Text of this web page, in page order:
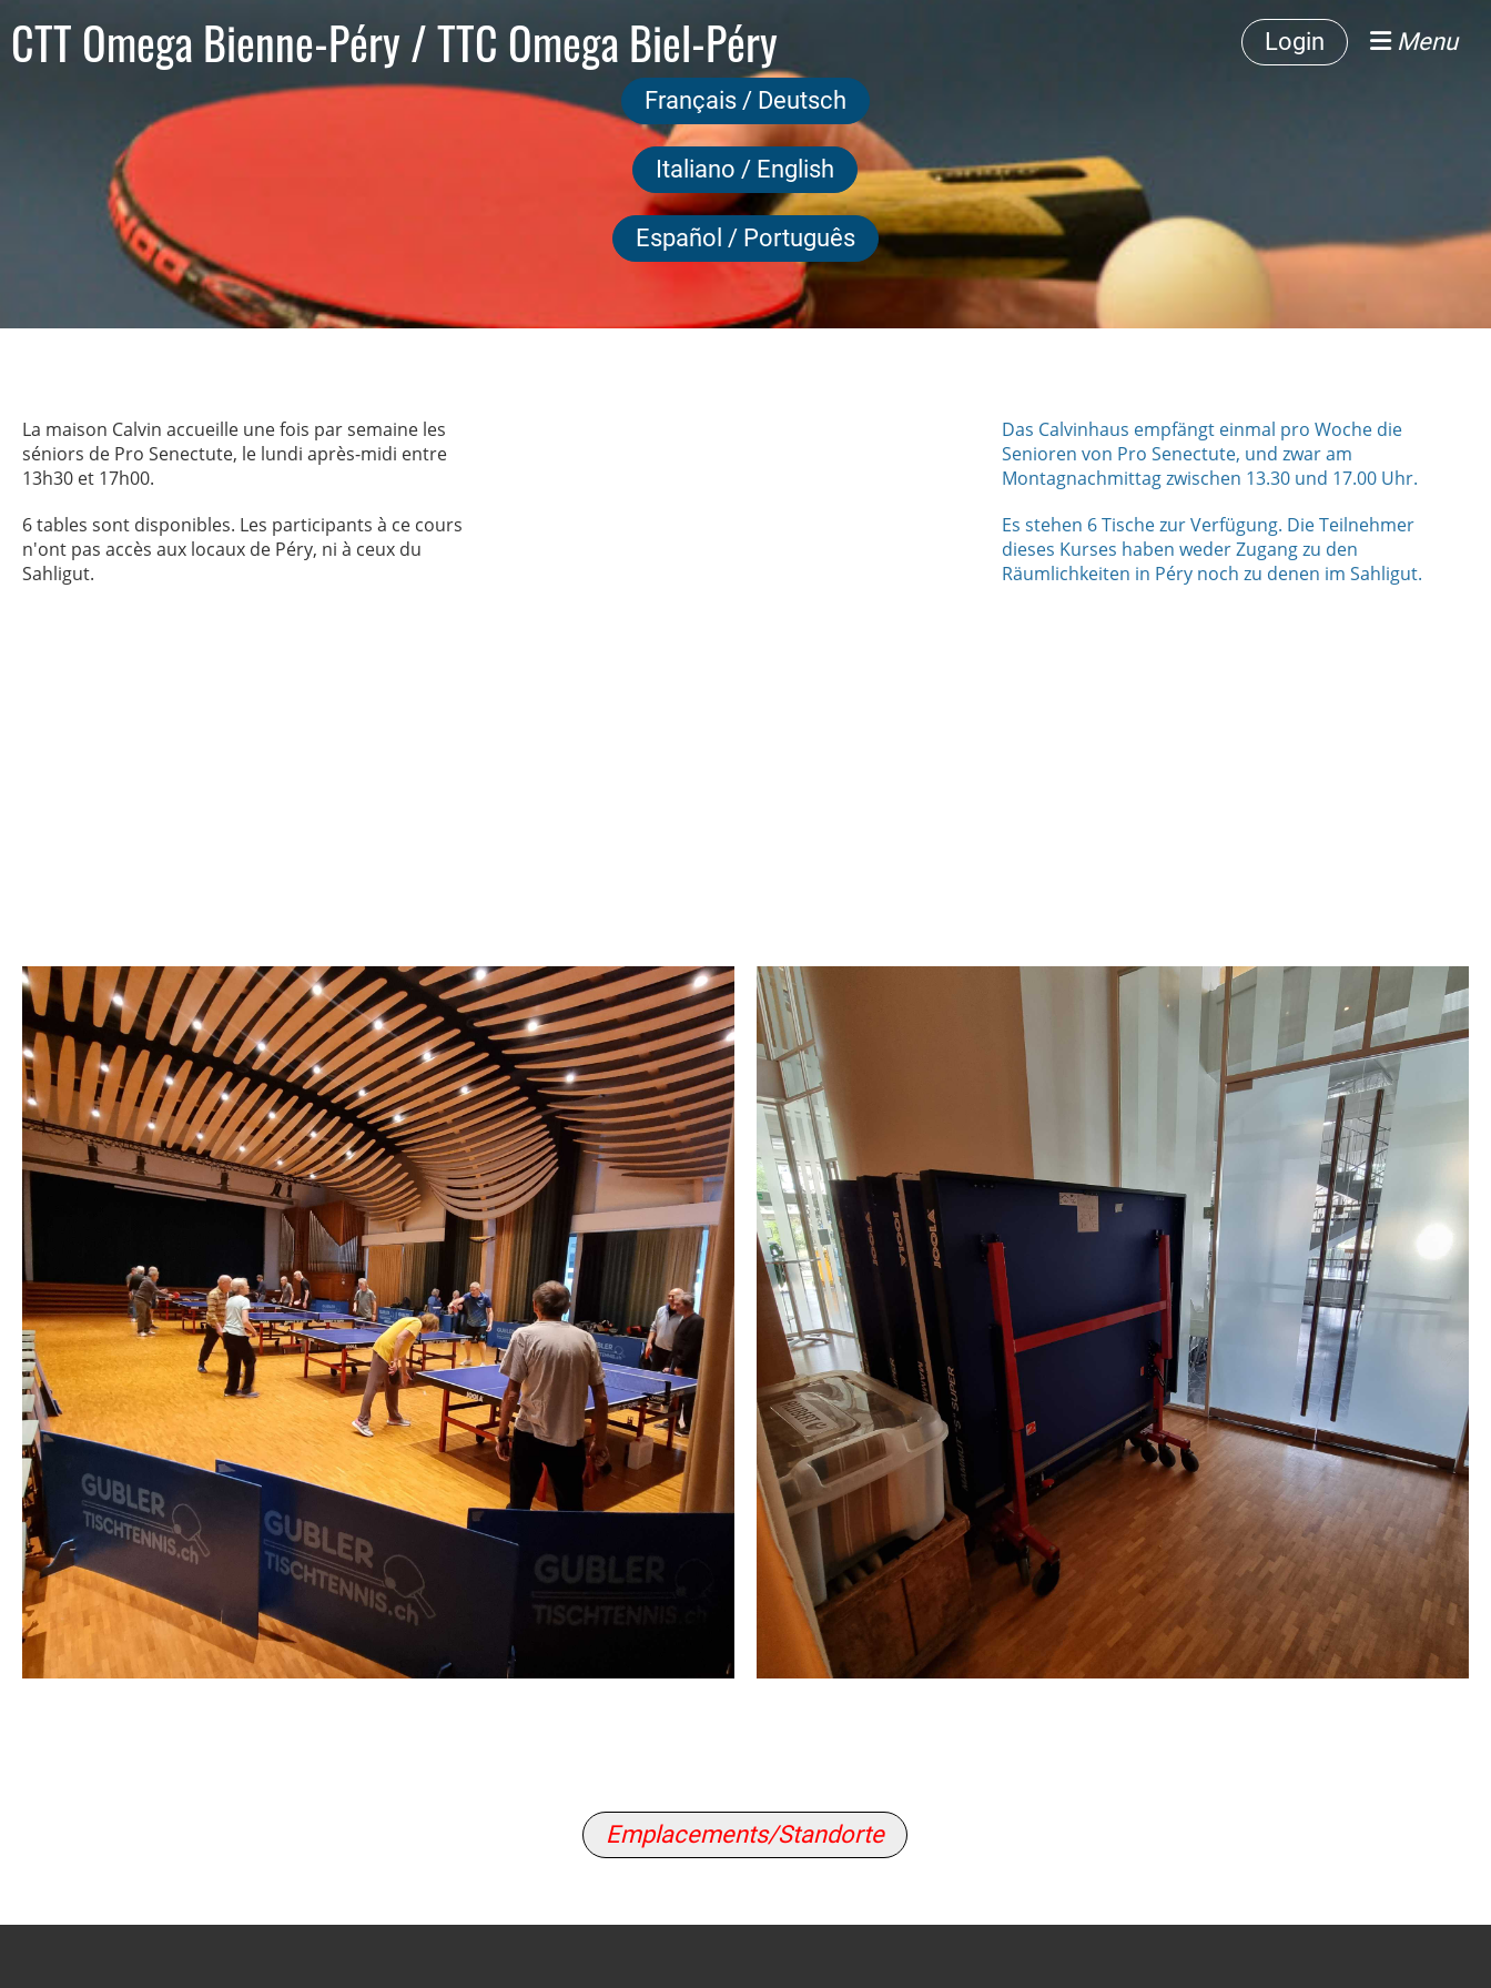
CTT Omega Bienne-Péry / TTC Omega Biel-Péry Login Menu
Français / Deutsch
Italiano / English
Español / Português
La maison Calvin accueille une fois par semaine les
séniors de Pro Senectute, le lundi après-midi entre
13h30 et 17h00.
6 tables sont disponibles. Les participants à ce cours
n'ont pas accès aux locaux de Péry, ni à ceux du
Sahligut.
Das Calvinhaus empfängt einmal pro Woche die
Senioren von Pro Senectute, und zwar am
Montagnachmittag zwischen 13.30 und 17.00 Uhr.
Es stehen 6 Tische zur Verfügung. Die Teilnehmer
dieses Kurses haben weder Zugang zu den
Räumlichkeiten in Péry noch zu denen im Sahligut.
Emplacements/Standorte